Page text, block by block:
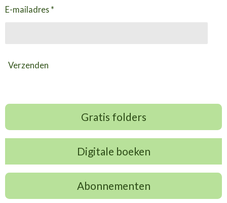
E-mailadres *
Verzenden
Gratis folders
Digitale boeken
Abonnementen